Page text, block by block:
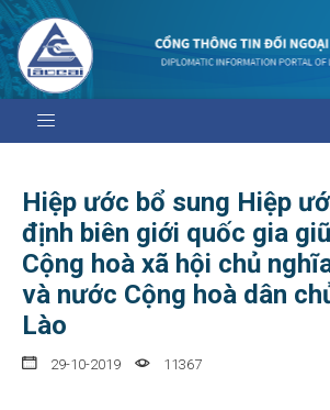
Hiệp ước bổ sung Hiệp
định biên giới quốc gia
Cộng hoà xã hội chủ
và nước Cộng hoà dân
Lào
29-10-2019 11367